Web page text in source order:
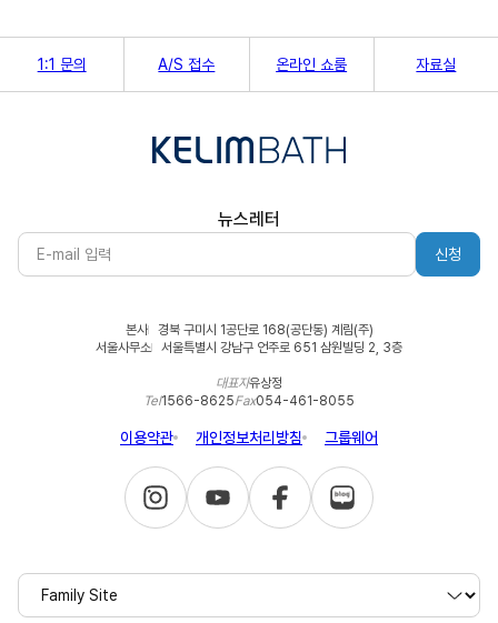
1:1 문의 A/S 접수 온라인 쇼룸 자료실
뉴스레터
신청
본사
경북 구미시 1공단로 168(공단동) 계림(주)
서울사무소
서울특별시 강남구 언주로 651 삼원빌딩 2, 3층
대표자유상정
Tel1566-8625Fax054-461-8055
이용약관 개인정보처리방침 그룹웨어